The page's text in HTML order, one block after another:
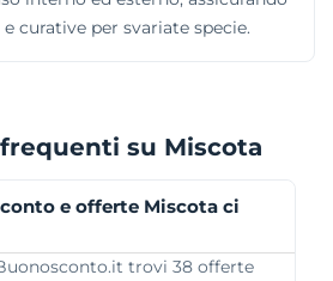
curative per svariate specie.
su Miscota
e offerte Miscota ci
trovi 38 offerte